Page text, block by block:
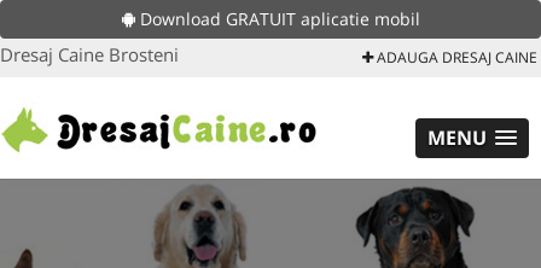
Download GRATUIT aplicatie mobil
Dresaj Caine Brosteni ADAUGA DRESAJ CAINE
MENU